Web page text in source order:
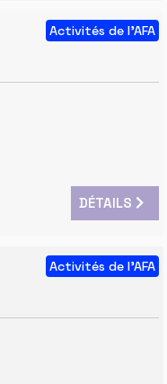
Activités de l'AFA
DÉTAILS
Activités de l'AFA